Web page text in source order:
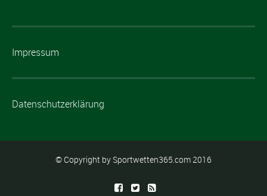
Impressum
Datenschutzerklärung
© Copyright by Sportwetten365.com 2016